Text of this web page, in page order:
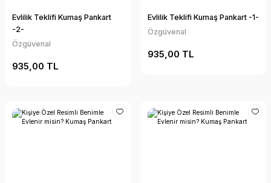
Evlilik Teklifi Kumaş Pankart
-2-
Özgüvenal
935,00 TL
Evlilik Teklifi Kumaş Pankart -1-
Özgüvenal
935,00 TL